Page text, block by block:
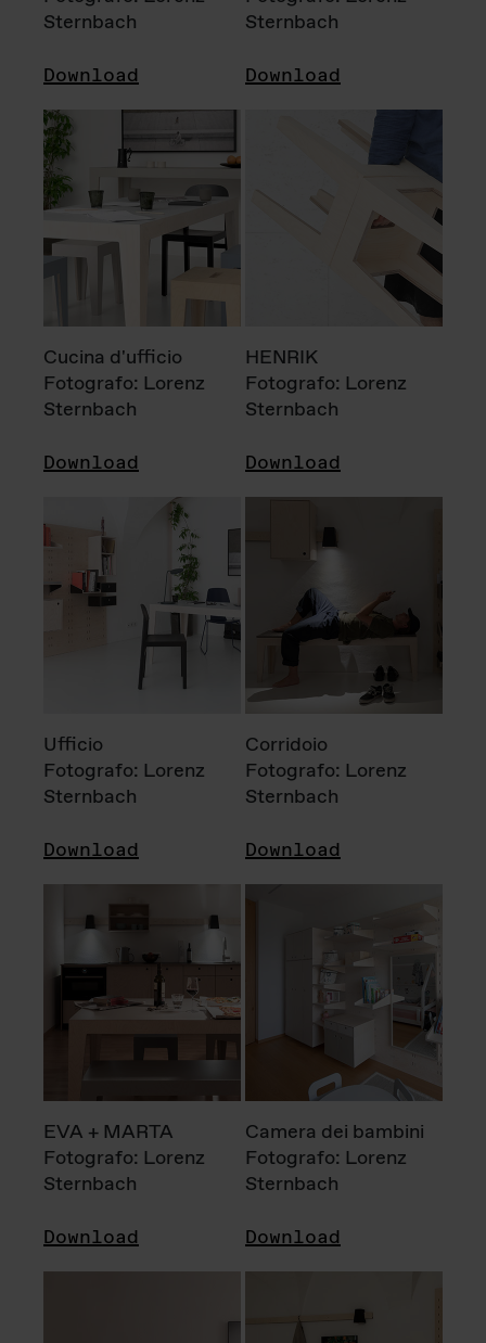
Sternbach
Download
Sternbach
Download
Cucina d'ufficio
Fotografo: Lorenz
Sternbach
Download
HENRIK
Fotografo: Lorenz
Sternbach
Download
Ufficio
Fotografo: Lorenz
Sternbach
Download
Corridoio
Fotografo: Lorenz
Sternbach
Download
EVA + MARTA
Fotografo: Lorenz
Sternbach
Download
Camera dei bambini
Fotografo: Lorenz
Sternbach
Download